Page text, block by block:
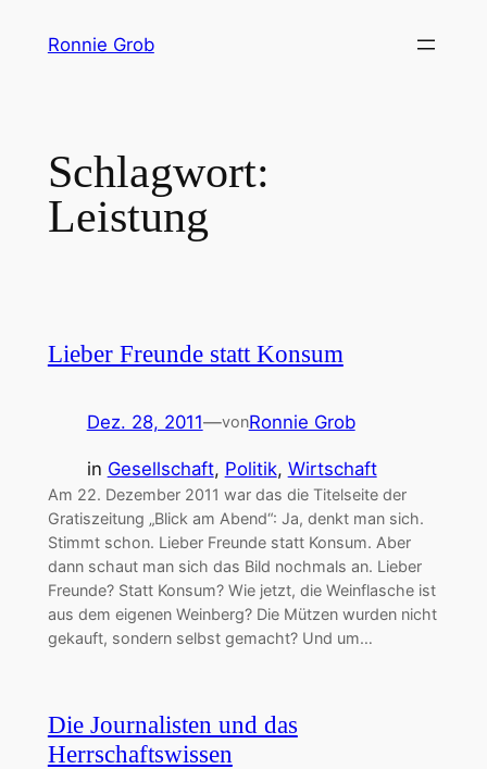
InhaltRonnie Grob
Schlagwort:
Leistung
Lieber Freunde statt Konsum
Dez. 28, 2011—vonRonnie Grob
in Gesellschaft, Politik, Wirtschaft
Am 22. Dezember 2011 war das die Titelseite der
Gratiszeitung „Blick am Abend“: Ja, denkt man sich.
Stimmt schon. Lieber Freunde statt Konsum. Aber
dann schaut man sich das Bild nochmals an. Lieber
Freunde? Statt Konsum? Wie jetzt, die Weinflasche ist
aus dem eigenen Weinberg? Die Mützen wurden nicht
gekauft, sondern selbst gemacht? Und um…
Die Journalisten und das
Herrschaftswissen